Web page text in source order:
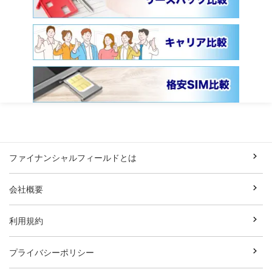
ファイナンシャルフィールドとは
会社概要
利用規約
プライバシーポリシー